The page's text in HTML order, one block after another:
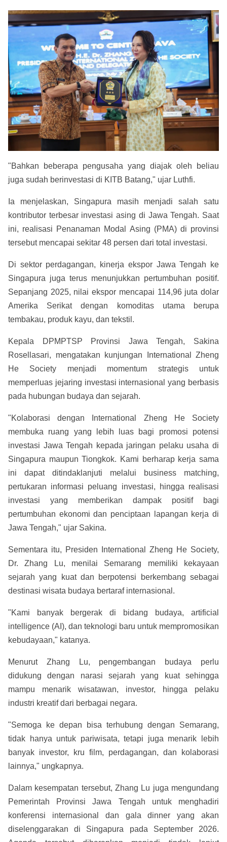
"Bahkan beberapa pengusaha yang diajak oleh beliau
juga sudah berinvestasi di KITB Batang," ujar Luthfi.
Ia menjelaskan, Singapura masih menjadi salah satu
kontributor terbesar investasi asing di Jawa Tengah. Saat
ini, realisasi Penanaman Modal Asing (PMA) di provinsi
tersebut mencapai sekitar 48 persen dari total investasi.
Di sektor perdagangan, kinerja ekspor Jawa Tengah ke
Singapura juga terus menunjukkan pertumbuhan positif.
Sepanjang 2025, nilai ekspor mencapai 114,96 juta dolar
Amerika Serikat dengan komoditas utama berupa
tembakau, produk kayu, dan tekstil.
Kepala DPMPTSP Provinsi Jawa Tengah, Sakina
Rosellasari, mengatakan kunjungan International Zheng
He Society menjadi momentum strategis untuk
memperluas jejaring investasi internasional yang berbasis
pada hubungan budaya dan sejarah.
"Kolaborasi dengan International Zheng He Society
membuka ruang yang lebih luas bagi promosi potensi
investasi Jawa Tengah kepada jaringan pelaku usaha di
Singapura maupun Tiongkok. Kami berharap kerja sama
ini dapat ditindaklanjuti melalui business matching,
pertukaran informasi peluang investasi, hingga realisasi
investasi yang memberikan dampak positif bagi
pertumbuhan ekonomi dan penciptaan lapangan kerja di
Jawa Tengah," ujar Sakina.
Sementara itu, Presiden International Zheng He Society,
Dr. Zhang Lu, menilai Semarang memiliki kekayaan
sejarah yang kuat dan berpotensi berkembang sebagai
destinasi wisata budaya bertaraf internasional.
"Kami banyak bergerak di bidang budaya, artificial
intelligence (AI), dan teknologi baru untuk mempromosikan
kebudayaan," katanya.
Menurut Zhang Lu, pengembangan budaya perlu
didukung dengan narasi sejarah yang kuat sehingga
mampu menarik wisatawan, investor, hingga pelaku
industri kreatif dari berbagai negara.
"Semoga ke depan bisa terhubung dengan Semarang,
tidak hanya untuk pariwisata, tetapi juga menarik lebih
banyak investor, kru film, perdagangan, dan kolaborasi
lainnya," ungkapnya.
Dalam kesempatan tersebut, Zhang Lu juga mengundang
Pemerintah Provinsi Jawa Tengah untuk menghadiri
konferensi internasional dan gala dinner yang akan
diselenggarakan di Singapura pada September 2026.